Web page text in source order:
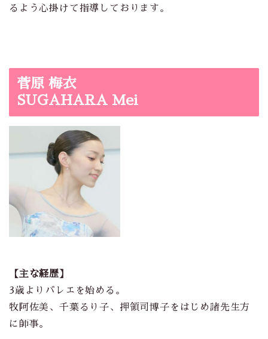
るよう心掛けて指導しております。
菅原 梅衣
SUGAHARA Mei
【主な経歴】
3歳よりバレエを始める。
牧阿佐美、千葉るり子、押領司博子をはじめ諸先生方
に師事。